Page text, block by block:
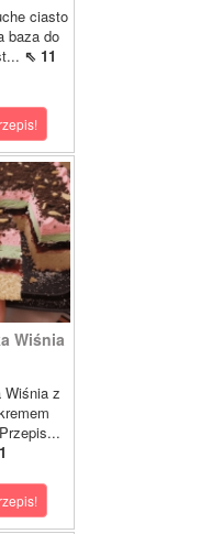
ciasto
baza do
⇖ 11
Wiśnia
Wiśnia z